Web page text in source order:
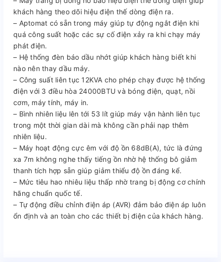
khách hàng theo dõi hiệu điện thế dòng điện ra.
– Aptomat có sẵn trong máy giúp tự động ngắt điện khi
quá công suất hoặc các sự cố điện xảy ra khi chạy máy
phát điện.
– Hệ thống đèn báo dầu nhớt giúp khách hàng biết khi
nào nên thay dầu máy.
– Công suất liên tục 12KVA cho phép chạy được hệ thống
điện với 3 điều hòa 24000BTU và bóng điện, quạt, nồi
cơm, máy tính, máy in.
– Bình nhiên liệu lên tới 53 lít giúp máy vận hành liên tục
trong một thời gian dài mà không cần phải nạp thêm
nhiên liệu.
– Máy hoạt động cực êm với độ ồn 68dB(A), tức là đứng
xa 7m không nghe thấy tiếng ồn nhờ hệ thống bô giảm
thanh tích hợp sẵn giúp giảm thiểu độ ồn đáng kể.
– Mức tiêu hao nhiêu liệu thấp nhờ trang bị động cơ chính
hãng chuẩn quốc tế.
– Tự động điều chỉnh điện áp (AVR) đảm bảo điện áp luôn
ổn định và an toàn cho các thiết bị điện của khách hàng.